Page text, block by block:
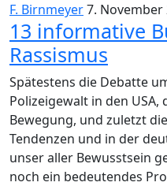
F. Birnmeyer7. November
13 informative
Rassismus
Spätestens die Debatte
Polizeigewalt in den USA,
Bewegung, und zuletzt
Tendenzen und in der
unser aller Bewusstsein
noch ein bedeutendes